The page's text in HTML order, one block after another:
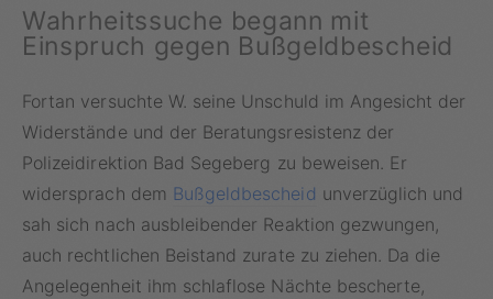
Wahrheitssuche begann mit
Einspruch gegen Bußgeldbescheid
Fortan versuchte W. seine Unschuld im Angesicht der
Widerstände und der Beratungsresistenz der
Polizeidirektion Bad Segeberg zu beweisen. Er
widersprach dem Bußgeldbescheid unverzüglich und
sah sich nach ausbleibender Reaktion gezwungen,
auch rechtlichen Beistand zurate zu ziehen. Da die
Angelegenheit ihm schlaflose Nächte bescherte,